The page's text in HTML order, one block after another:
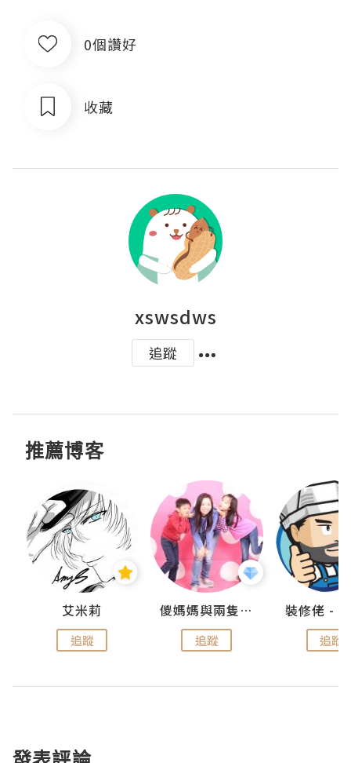
0個讚好
收藏
xswsdws
追蹤
推薦博客
艾米莉
追蹤
儍媽媽與兩隻小魔怪之家
追蹤 追蹤